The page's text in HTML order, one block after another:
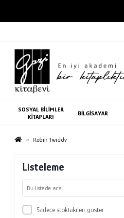
SOSYAL BİLİMLER
KİTAPLARI
BİLGİSAYAR
Robin Twiddy
Listeleme
Sadece stoktakileri göster